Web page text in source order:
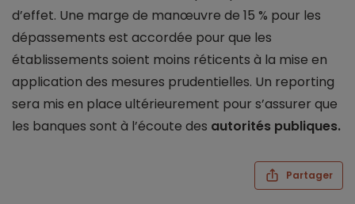
d’effet. Une marge de manœuvre de 15 % pour les
dépassements est accordée pour que les
établissements soient moins réticents à la mise en
application des mesures prudentielles. Un reporting
sera mis en place ultérieurement pour s’assurer que
les banques sont à l’écoute des autorités publiques.
Partager